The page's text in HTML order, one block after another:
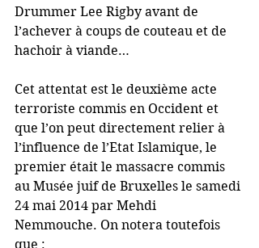
Drummer Lee Rigby avant de
l’achever à coups de couteau et de
hachoir à viande…
Cet attentat est le deuxième acte
terroriste commis en Occident et
que l’on peut directement relier à
l’influence de l’Etat Islamique, le
premier était le massacre commis
au Musée juif de Bruxelles le samedi
24 mai 2014 par Mehdi
Nemmouche. On notera toutefois
que :